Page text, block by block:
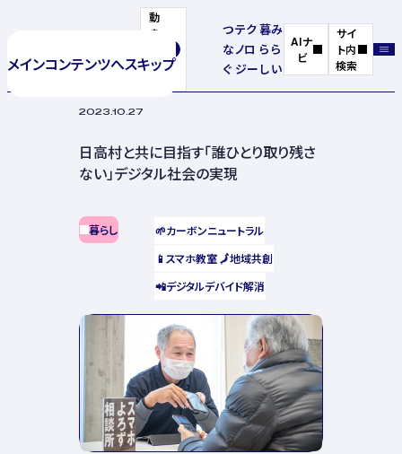
メインコンテンツへスキップ
動
き
停
つ
な
ぐ
テク
ノロ
ジー
暮
ら
し
み
ら
い
AIナ
ビ
サイ
ト内
検索
2023.10.27
日高村と共に目指す「誰ひとり取り残さ
ない」デジタル社会の実現
暮らし 🌱カーボンニュートラル
📱 スマホ教室🗾地域共創
📲デジタルデバイド解消